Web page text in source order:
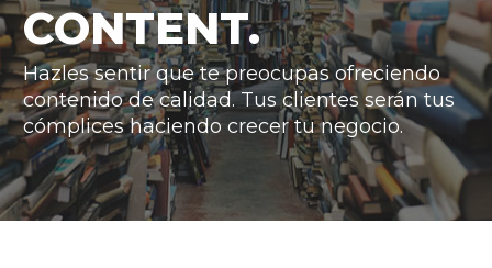
CONTENT.
Hazles sentir que te preocupas ofreciendo
contenido de calidad. Tus clientes serán tus
cómplices haciendo crecer tu negocio.